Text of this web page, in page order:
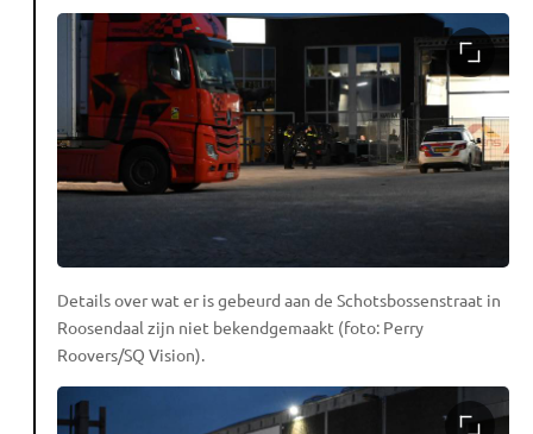
Details over wat er is gebeurd aan de Schotsbossenstraat in
Roosendaal zijn niet bekendgemaakt (foto: Perry
Roovers/SQ Vision).